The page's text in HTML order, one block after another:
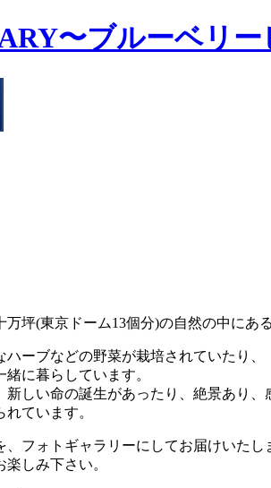
〜ブルーベリ
坪(東京ドーム13個分)の自然の中にあ
ーブなどの野菜が栽培されていたり、
に暮らしています。
新しい命の誕生があったり、絶景あり、
ています。
フォトギャラリーにしてお届けいたし
しみ下さい。